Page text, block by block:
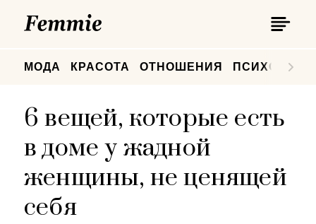
МОДА КРАСОТА ОТНОШЕНИЯ
6 вещей, которые есть
в доме у жадной
женщины, не ценящей
себя